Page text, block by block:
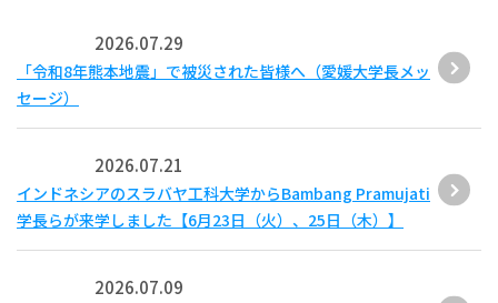
2026.07.29
「令和8年熊本地震」で被災された皆様へ（愛媛大学長メッ
セージ）
2026.07.21
インドネシアのスラバヤ工科大学からBambang Pramujati
学長らが来学しました【6月23日（火）、25日（木）】
2026.07.09